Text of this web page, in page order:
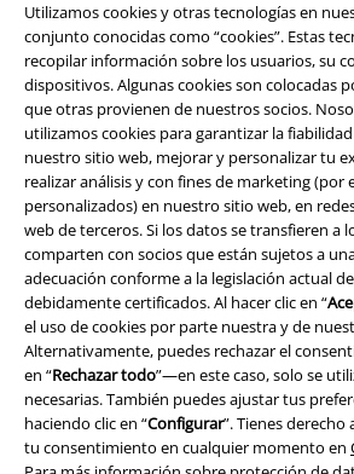
Utilizamos cookies y otras tecnologías en
conjunto conocidas como “cookies”. Estas
recopilar información sobre los usuarios, su
dispositivos. Algunas cookies son colocadas
que otras provienen de nuestros socios.
utilizamos cookies para garantizar la
nuestro sitio web, mejorar y personalizar tu
realizar análisis y con fines de marketing (por
personalizados) en nuestro sitio web, en
web de terceros. Si los datos se transfieren a
comparten con socios que están sujetos a
adecuación conforme a la legislación actual
debidamente certificados. Al hacer clic en “
el uso de cookies por parte nuestra y de
Alternativamente, puedes rechazar el
en “Rechazar todo”—en este caso, solo se
necesarias. También puedes ajustar tus
haciendo clic en “Configurar”. Tienes
tu consentimiento en cualquier momento en
Legal
Términos y Condiciones
Aviso Legal
Ley protección de datos
Eliminación de residuos y protección del
Declaración de Conformidad